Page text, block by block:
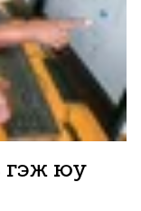
гэж юу